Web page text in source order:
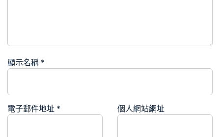
顯示名稱 *
電子郵件地址 * 個人網站網址